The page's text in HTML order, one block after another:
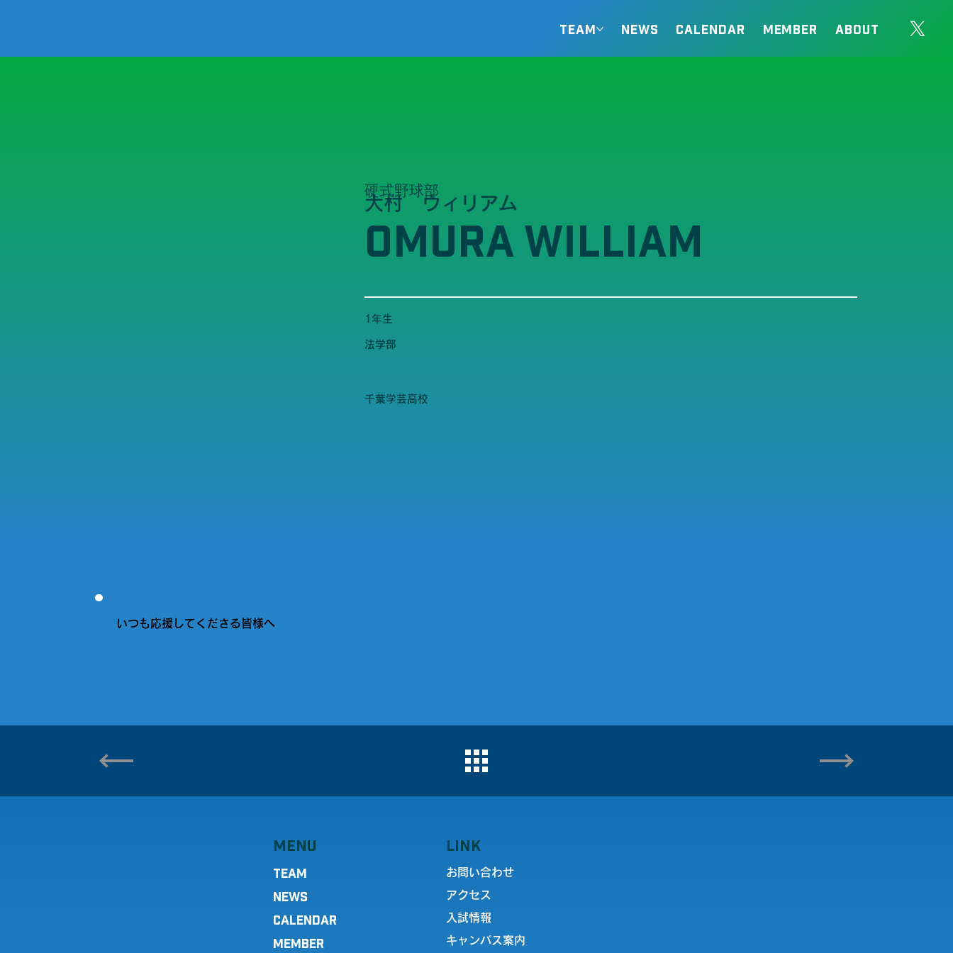
TEAM NEWS CALENDAR MEMBER ABOUT
硬式野球部
大村 ウィリアム
OMURA WILLIAM
1年生
法学部
千葉学芸高校
いつも応援してくださる皆様へ
MENU
TEAM
NEWS
CALENDAR
MEMBER
LINK
お問い合わせ
アクセス
入試情報
キャンパス案内